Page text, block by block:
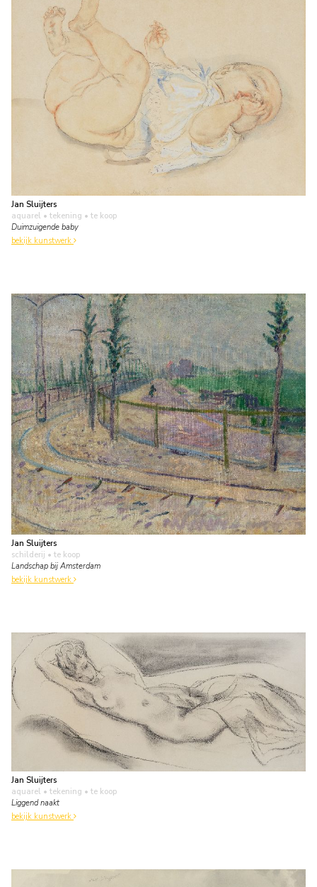
Jan Sluijters
aquarel • tekening • te koop
Duimzuigende baby
bekijk kunstwerk
Jan Sluijters
schilderij • te koop
Landschap bij Amsterdam
bekijk kunstwerk
Jan Sluijters
aquarel • tekening • te koop
Liggend naakt
bekijk kunstwerk